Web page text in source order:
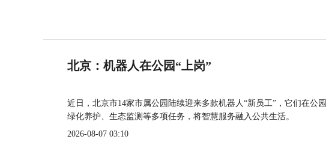
北京：机器人在公园“上岗”
近日，北京市14家市属公园陆续迎来多款机器人“新员工”，它们在公
绿化养护、生态监测等多项任务，将智慧服务融入公共生活。
2026-08-07 03:10